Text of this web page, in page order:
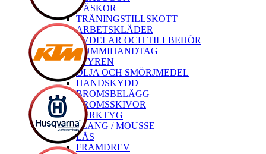
VÄSKOR
TRÄNINGSTILLSKOTT
ARBETSKLÄDER
RESERVDELAR OCH TILLBEHÖR
GUMMIHANDTAG
STYREN
OLJA OCH SMÖRJMEDEL
HANDSKYDD
BROMSBELÄGG
BROMSSKIVOR
VERKTYG
SLANG / MOUSSE
LÅS
FRAMDREV